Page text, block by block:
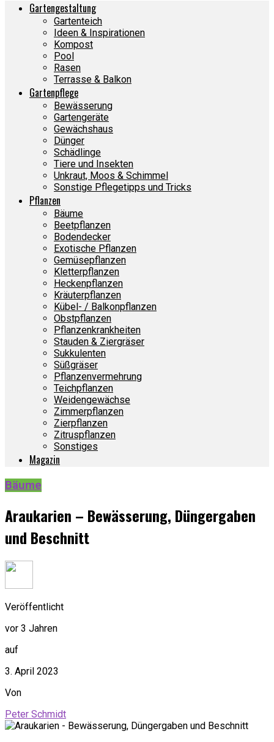
Gartengestaltung
Gartenteich
Ideen & Inspirationen
Kompost
Pool
Rasen
Terrasse & Balkon
Gartenpflege
Bewässerung
Gartengeräte
Gewächshaus
Dünger
Schädlinge
Tiere und Insekten
Unkraut, Moos & Schimmel
Sonstige Pflegetipps und Tricks
Pflanzen
Bäume
Beetpflanzen
Bodendecker
Exotische Pflanzen
Gemüsepflanzen
Kletterpflanzen
Heckenpflanzen
Kräuterpflanzen
Kübel- / Balkonpflanzen
Obstpflanzen
Pflanzenkrankheiten
Stauden & Ziergräser
Sukkulenten
Süßgräser
Pflanzenvermehrung
Teichpflanzen
Weidengewächse
Zimmerpflanzen
Zierpflanzen
Zitruspflanzen
Sonstiges
Magazin
Bäume
Araukarien – Bewässerung, Düngergaben
und Beschnitt
Veröffentlicht
vor 3 Jahren
auf
3. April 2023
Von
Peter Schmidt